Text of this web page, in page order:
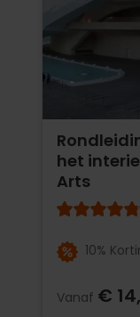
het
Arts
10%
Vanaf €